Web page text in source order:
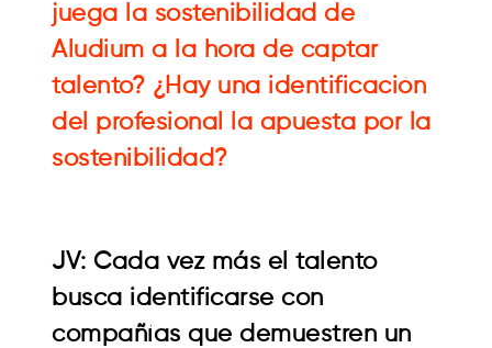
juega la sostenibilidad de
Aludium a la hora de captar
talento? ¿Hay una identificación
del profesional la apuesta por la
sostenibilidad?
JV: Cada vez más el talento
busca identificarse con
compañías que demuestren un